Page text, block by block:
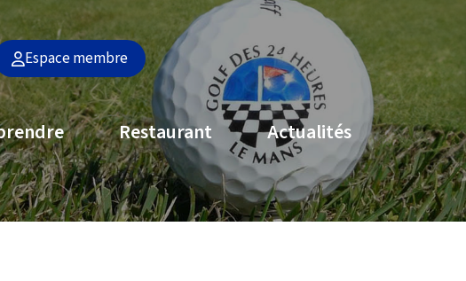
Espace membre
Restaurant Actualités